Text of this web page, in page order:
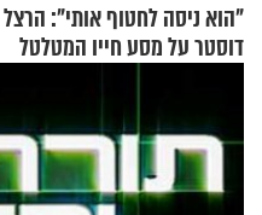
"הוא ניסה לחטוף אותי": הרצל
דוסטר על מסע חייו המטלטל